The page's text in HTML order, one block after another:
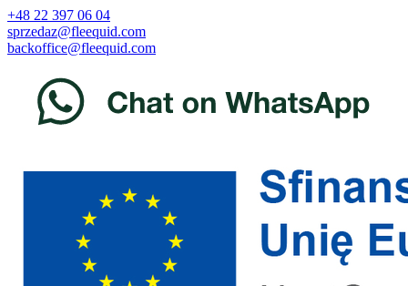
+48 22 397 06 04
sprzedaz@fleequid.com
backoffice@fleequid.com